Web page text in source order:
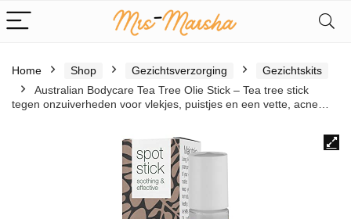
Home Shop Gezichtsverzorging
Gezichtskits
Australian Bodycare Tea Tree Olie Stick – Tea tree stick
tegen onzuiverheden voor vlekjes, puistjes en een vette, acne…